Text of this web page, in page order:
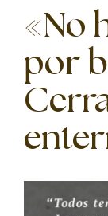
CURSOS
TERAPIAS
RETIROS
«No
por